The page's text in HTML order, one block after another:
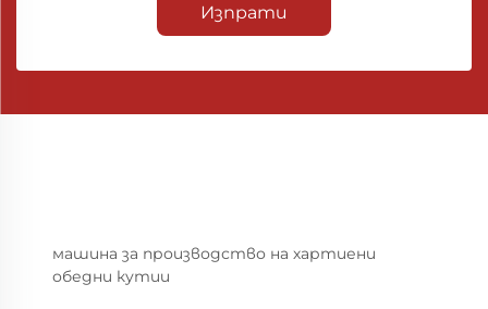
Изпрати
машина за производство на хартиени
обедни кутии